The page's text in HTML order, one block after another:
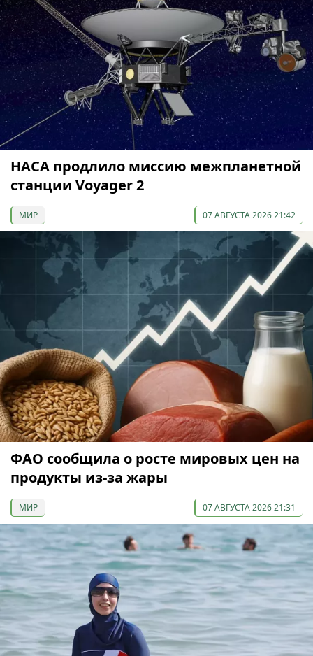
НАСА продлило миссию межпланетной
станции Voyager 2
МИР 07 АВГУСТА 2026 21:42
ФАО сообщила о росте мировых цен на
продукты из-за жары
МИР 07 АВГУСТА 2026 21:31